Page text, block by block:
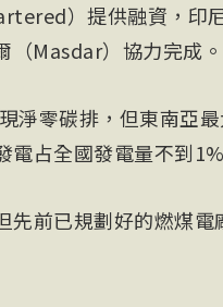
）提供融資，印
（Masdar）協力完成。
淨零碳排，但東南亞
占全國發電量不到
前已規劃好的燃煤電